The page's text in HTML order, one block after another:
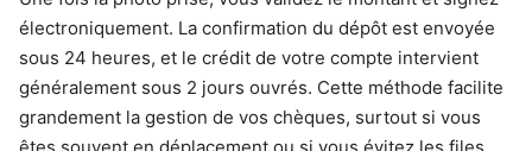
électroniquement. La confirmation du dépôt est envoyée
sous 24 heures, et le crédit de votre compte intervient
généralement sous 2 jours ouvrés. Cette méthode facilite
grandement la gestion de vos chèques, surtout si vous